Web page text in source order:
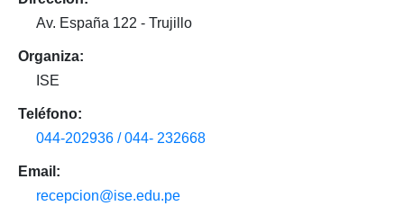
Av. España 122 - Trujillo
Organiza:
ISE
Teléfono:
044-202936 / 044- 232668
Email:
recepcion@ise.edu.pe